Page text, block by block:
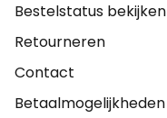
Bestelstatus bekijken
Retourneren
Contact
Betaalmogelijkheden